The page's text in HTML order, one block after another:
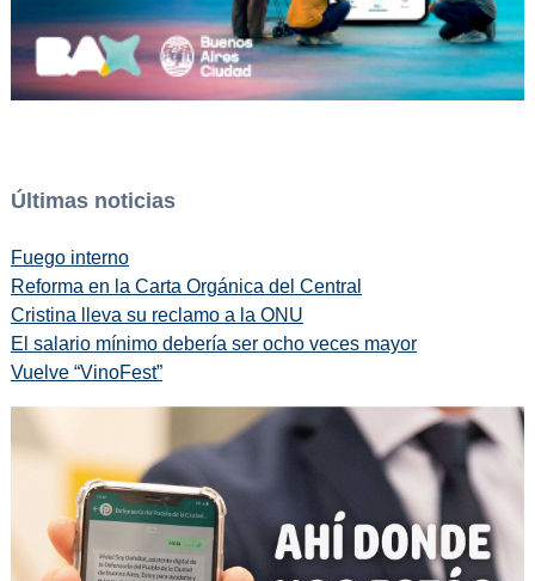
Últimas noticias
Fuego interno
Reforma en la Carta Orgánica del Central
Cristina lleva su reclamo a la ONU
El salario mínimo debería ser ocho veces mayor
Vuelve “VinoFest”